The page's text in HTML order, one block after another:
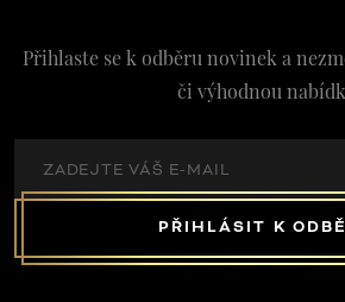
Přihlaste se k odběru novinek a
či výhodnou
PŘIHLÁSIT K